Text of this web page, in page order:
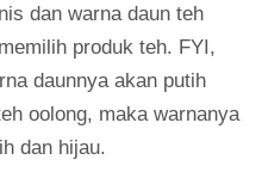
dan warna daun teh
produk teh. FYI,
daunnya akan putih
oolong, maka warnanya
dan hijau.